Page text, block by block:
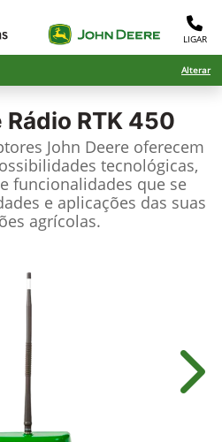
LIGAR
Alterar
Rádio RTK 450
John Deere oferecem
tecnológicas,
funcionalidades que se
e aplicações das suas
agrícolas.